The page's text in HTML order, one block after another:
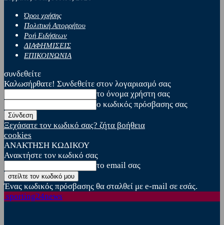
Όροι χρήσης
Πολιτική Απορρήτου
Ροή Ειδήσεων
ΔΙΑΦΗΜΙΣΕΙΣ
ΕΠΙΚΟΙΝΩΝΙΑ
συνδεθείτε
Καλωσήρθατε! Συνδεθείτε στον λογαριασμό σας
το όνομα χρήστη σας
ο κωδικός πρόσβασης σας
Ξεχάσατε τον κωδικό σας? ζήτα βοήθεια
cookies
ΑΝΑΚΤΗΣΗ ΚΩΔΙΚΟΥ
Ανακτήστε τον κωδικό σας
το email σας
Ένας κωδικός πρόσβασης θα σταλθεί με e-mail σε εσάς.
sporting24news